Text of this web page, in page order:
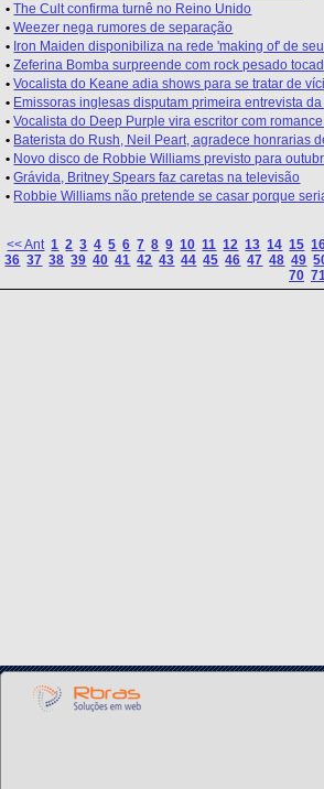
• The Cult confirma turnê no Reino Unido
• Weezer nega rumores de separação
• Iron Maiden disponibiliza na rede 'making of' de
• Zeferina Bomba surpreende com rock pesado
• Vocalista do Keane adia shows para se tratar de
• Emissoras inglesas disputam primeira entrevista
• Vocalista do Deep Purple vira escritor com
• Baterista do Rush, Neil Peart, agradece honrarias
• Novo disco de Robbie Williams previsto para
• Grávida, Britney Spears faz caretas na televisão
• Robbie Williams não pretende se casar porque
<< Ant 1 2 3 4 5 6 7 8 9 10 11 12 13 14 15
36 37 38 39 40 41 42 43 44 45 46 47 48 49
70